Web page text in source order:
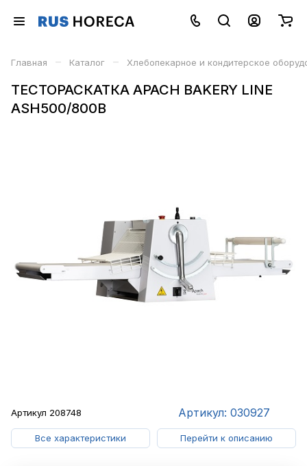
Главная – Каталог – Хлебопекарное и кондитерское
ТЕСТОРАСКАТКА APACH BAKERY LINE
ASH500/800B
Артикул 208748 Артикул: 030927
Все характеристики Перейти к описанию